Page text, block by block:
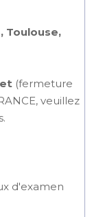
Toulouse,
(fermeture
veuillez
d'examen